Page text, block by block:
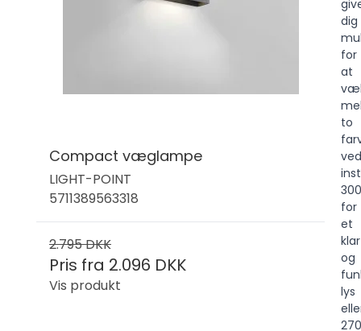
Compact væglampe
LIGHT-POINT
5711389563318
2.795 DKK
Pris fra 2.096 DKK
Vis produkt
dig
for
at
to
ved
for
et
og
lys